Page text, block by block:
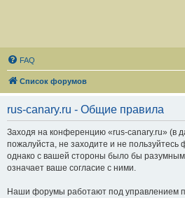
FAQ
Список форумов
rus-canary.ru - Общие правила
Заходя на конференцию «rus-canary.ru» (в
пожалуйста, не заходите и не
однако с вашей стороны было бы разумным
означает ваше согласие с ними.
Наши форумы работают под управлением